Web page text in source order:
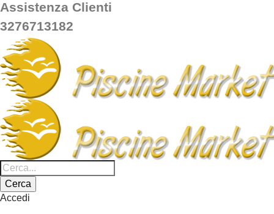
Assistenza Clienti
3276713182
Cerca
Accedi